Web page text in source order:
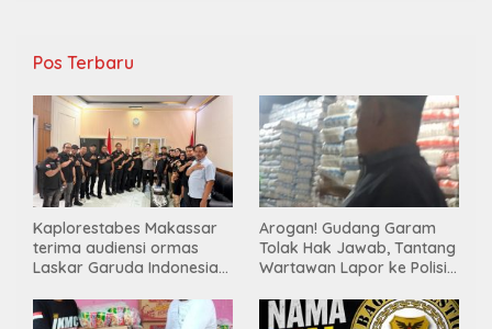
Pos Terbaru
Kaplorestabes Makassar
terima audiensi ormas
Laskar Garuda Indonesia
hingga kegiatan sosial.
Arogan! Gudang Garam
Tolak Hak Jawab, Tantang
Wartawan Lapor ke Polisi